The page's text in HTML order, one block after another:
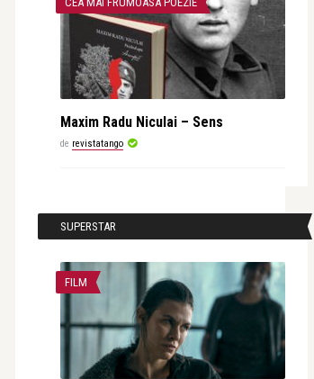
Maxim Radu Niculai – Sens
de revistatango
SUPERSTAR
FILM